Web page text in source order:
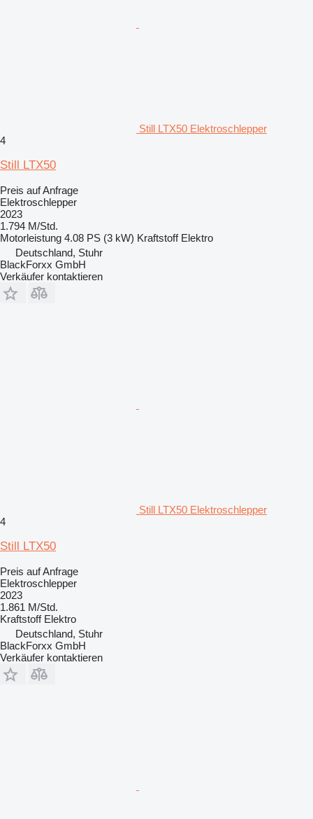
Still LTX50 Elektroschlepper
4
Still LTX50
Preis auf Anfrage
Elektroschlepper
2023
1.794 M/Std.
Motorleistung 4.08 PS (3 kW) Kraftstoff Elektro
Deutschland, Stuhr
BlackForxx GmbH
Verkäufer kontaktieren
Still LTX50 Elektroschlepper
4
Still LTX50
Preis auf Anfrage
Elektroschlepper
2023
1.861 M/Std.
Kraftstoff Elektro
Deutschland, Stuhr
BlackForxx GmbH
Verkäufer kontaktieren